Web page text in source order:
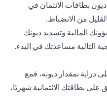
بطاقات الائتمان في
من الانضباط.
المالية وتسديد ديونك
التالية مساعدتك في البدء.
دراية بمقدار ديونه، فمع
بطاقتك الائتمانية شهريًا،